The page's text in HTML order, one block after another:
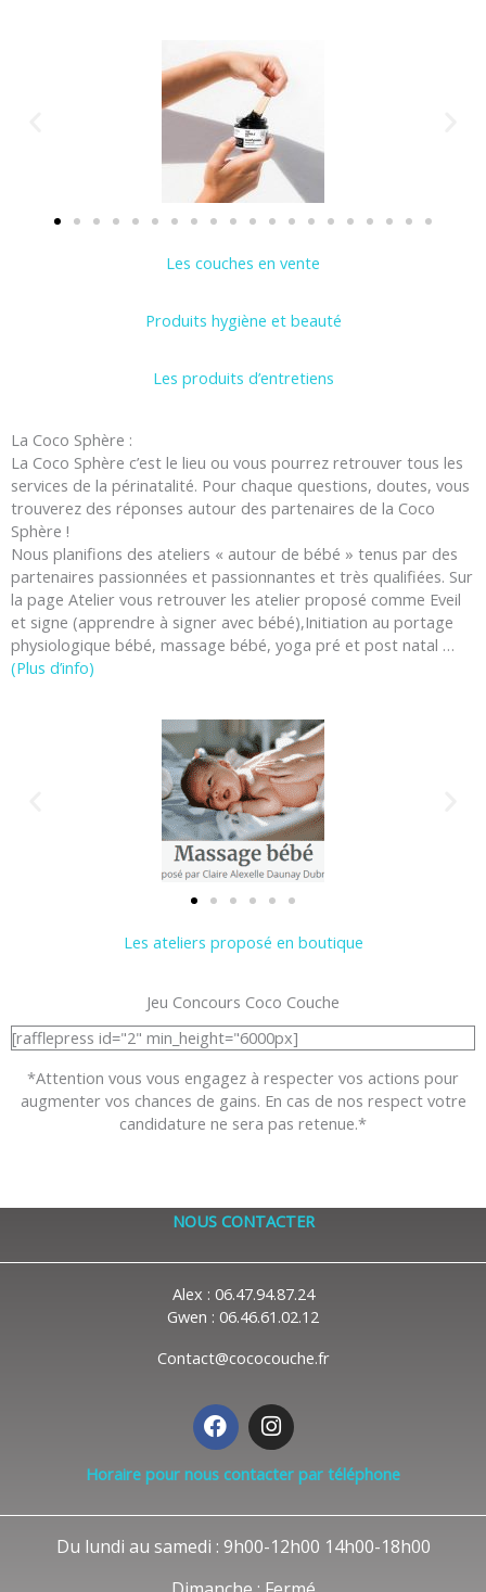
Les couches en vente
Produits hygiène et beauté
Les produits d’entretiens
La Coco Sphère :
La Coco Sphère c’est le lieu ou vous pourrez retrouver tous les
services de la périnatalité. Pour chaque questions, doutes, vous
trouverez des réponses autour des partenaires de la Coco
Sphère !
Nous planifions des ateliers « autour de bébé » tenus par des
partenaires passionnées et passionnantes et très qualifiées. Sur
la page Atelier vous retrouver les atelier proposé comme Eveil
et signe (apprendre à signer avec bébé),Initiation au portage
physiologique bébé, massage bébé, yoga pré et post natal …
(Plus d’info)
Les ateliers proposé en boutique
Jeu Concours Coco Couche
[rafflepress id="2" min_height="6000px]
*Attention vous vous engagez à respecter vos actions pour
augmenter vos chances de gains. En cas de nos respect votre
candidature ne sera pas retenue.*
NOUS CONTACTER
Alex : 06.47.94.87.24
Gwen : 06.46.61.02.12
Contact@cococouche.fr
F
a
c
e
o
I
n
s
t
r
Horaire pour nous contacter par téléphone
Du lundi au samedi : 9h00-12h00 14h00-18h00